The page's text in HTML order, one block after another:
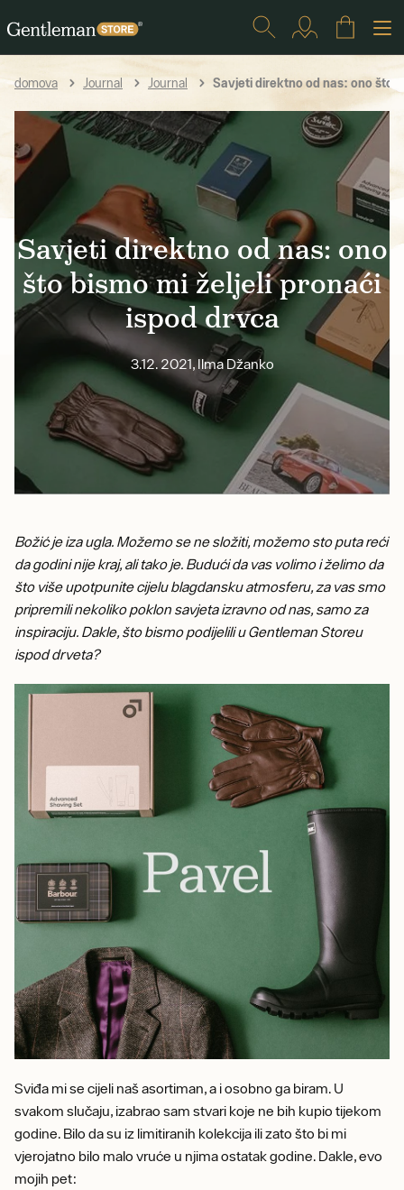
domova Journal Journal Savjeti direktno od nas: ono što
Savjeti direktno od nas: ono
što bismo mi željeli pronaći
ispod drvca
3.12. 2021, Ilma Džanko
Božić je iza ugla. Možemo se ne složiti, možemo sto puta reći
da godini nije kraj, ali tako je. Budući da vas volimo i želimo da
što više upotpunite cijelu blagdansku atmosferu, za vas smo
pripremili nekoliko poklon savjeta izravno od nas, samo za
inspiraciju. Dakle, što bismo podijelili u Gentleman Storeu
ispod drveta?
Sviđa mi se cijeli naš asortiman, a i osobno ga biram. U
svakom slučaju, izabrao sam stvari koje ne bih kupio tijekom
godine. Bilo da su iz limitiranih kolekcija ili zato što bi mi
vjerojatno bilo malo vruće u njima ostatak godine. Dakle, evo
mojih pet: